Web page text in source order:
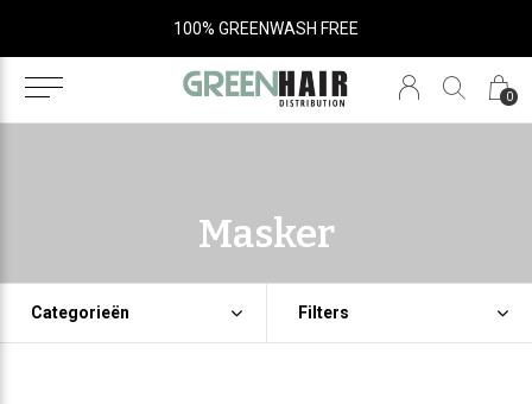
0
100% GREENWASH FREE
Masker
Categorieën Filters